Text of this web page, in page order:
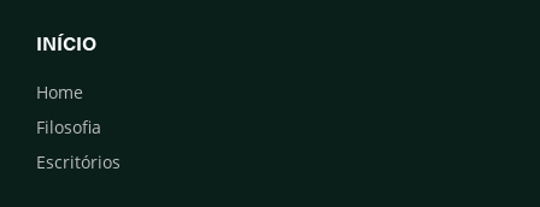
INÍCIO
Home
Filosofia
Escritórios